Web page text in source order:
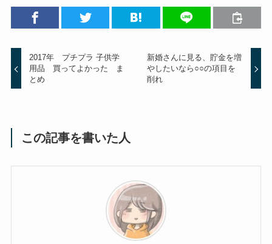
2017年 プチプラ 子供学
用品 買ってよかった ま
とめ
新婚さんに見る、貯金を増
やしたいなら○○の項目を
削れ
この記事を書いた人